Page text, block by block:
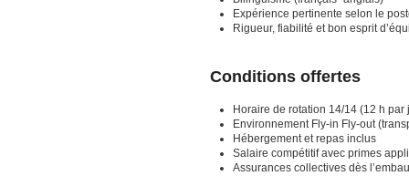
Expérience pertinente selon le
Rigueur, fiabilité et bon esprit
Conditions offertes
Horaire de rotation 14/14 (12 h par
Environnement Fly-in Fly-out
Hébergement et repas inclus
Salaire compétitif avec primes
Assurances collectives dès